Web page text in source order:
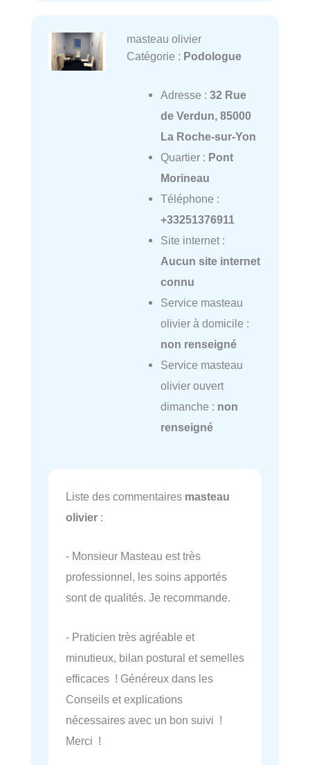
masteau olivier
Catégorie : Podologue
Adresse : 32 Rue
de Verdun, 85000
La Roche-sur-Yon
Quartier : Pont
Morineau
Téléphone :
+33251376911
Site internet :
Aucun site internet
connu
Service masteau
olivier à domicile :
non renseigné
Service masteau
olivier ouvert
dimanche : non
renseigné
Liste des commentaires masteau
olivier :
- Monsieur Masteau est très
professionnel, les soins apportés
sont de qualités. Je recommande.
- Praticien très agréable et
minutieux, bilan postural et semelles
efficaces ! Généreux dans les
Conseils et explications
nécessaires avec un bon suivi !
Merci !